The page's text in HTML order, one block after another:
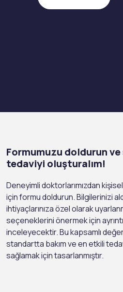
Formumuzu doldurun
tedaviyi oluşturalım!
Deneyimli doktorlarımızdan
için formu doldurun. Bilgilerinizi
ihtiyaçlarınıza özel olarak
seçeneklerini önermek için
inceleyecektir. Bu kapsamlı
standartta bakım ve en etkili tedavi
sağlamak için tasarlanmıştır.